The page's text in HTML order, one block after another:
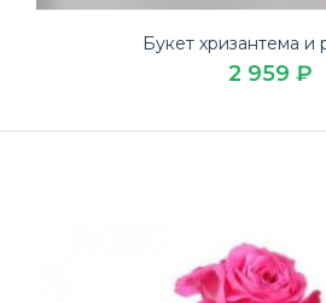
Букет хризантема и
2 959 ₽